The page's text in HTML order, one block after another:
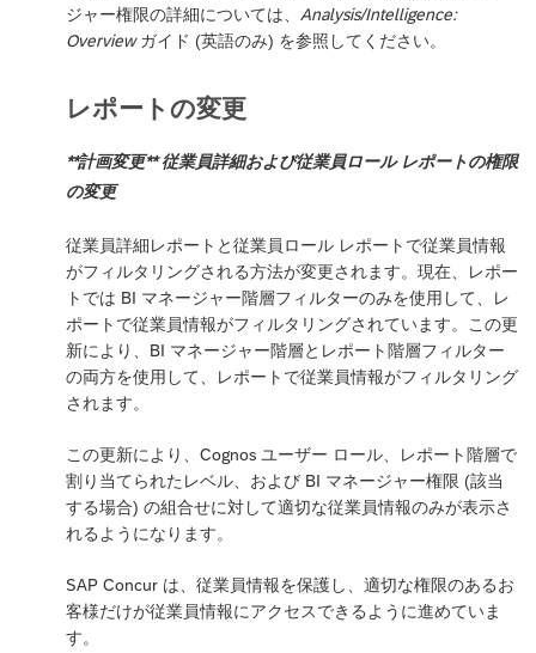
ジャー権限の詳細については、 Analysis/Intelligence:
Overviewガイド (英語のみ) を参照してください。
レポートの変更
**計画変更** 従業員詳細および従業員ロール レポートの権限
の変更
従業員詳細レポートと従業員ロール レポートで従業員情報
がフィルタリングされる方法が変更されます。現在、レポー
トでは BI マネージャー階層フィルターのみを使用して、レ
ポートで従業員情報がフィルタリングされています。この更
新により、BI マネージャー階層とレポート階層フィルター
の両方を使用して、レポートで従業員情報がフィルタリング
されます。
この更新により、Cognos ユーザー ロール、レポート階層で
割り当てられたレベル、および BI マネージャー権限 (該当
する場合) の組合せに対して適切な従業員情報のみが表示さ
れるようになります。
SAP Concur は、従業員情報を保護し、適切な権限のあるお
客様だけが従業員情報にアクセスできるように進めていま
す。